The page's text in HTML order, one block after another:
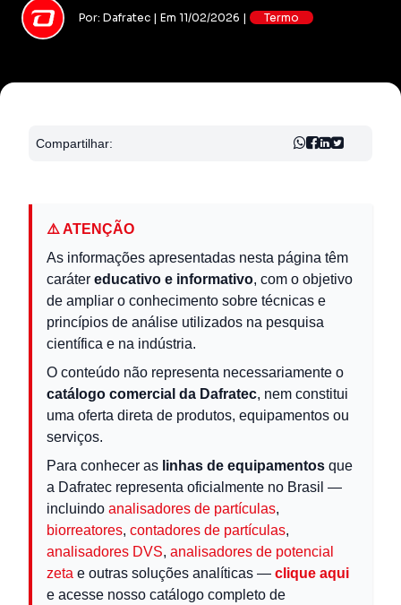
Por: Dafratec | Em 11/02/2026 | Termo
Compartilhar:
⚠️ ATENÇÃO
As informações apresentadas nesta página têm
caráter educativo e informativo, com o objetivo
de ampliar o conhecimento sobre técnicas e
princípios de análise utilizados na pesquisa
científica e na indústria.
O conteúdo não representa necessariamente o
catálogo comercial da Dafratec, nem constitui
uma oferta direta de produtos, equipamentos ou
serviços.
Para conhecer as linhas de equipamentos que
a Dafratec representa oficialmente no Brasil —
incluindo analisadores de partículas,
biorreatores, contadores de partículas,
analisadores DVS, analisadores de potencial
zeta e outras soluções analíticas — clique aqui
e acesse nosso catálogo completo de